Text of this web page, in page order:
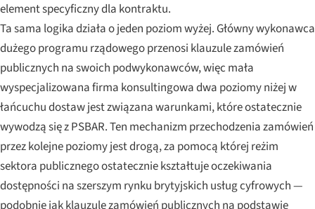
element specyficzny dla kontraktu.
Ta sama logika działa o jeden poziom wyżej. Główny wykonawca
dużego programu rządowego przenosi klauzule zamówień
publicznych na swoich podwykonawców, więc mała
wyspecjalizowana firma konsultingowa dwa poziomy niżej w
łańcuchu dostaw jest związana warunkami, które ostatecznie
wywodzą się z PSBAR. Ten mechanizm przechodzenia zamówień
przez kolejne poziomy jest drogą, za pomocą której reżim
sektora publicznego ostatecznie kształtuje oczekiwania
dostępności na szerszym rynku brytyjskich usług cyfrowych —